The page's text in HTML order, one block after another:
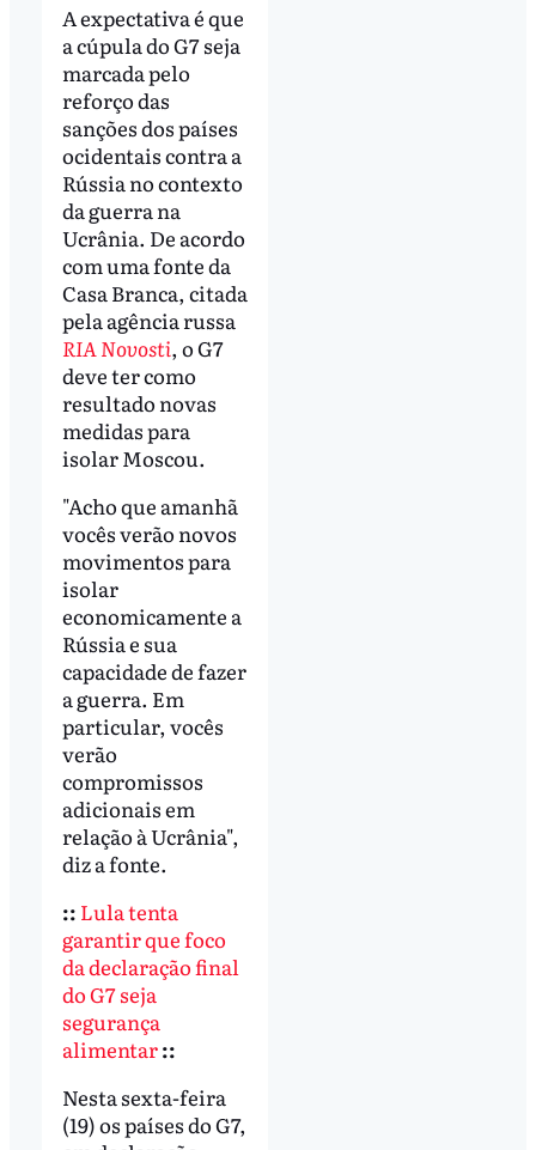
A expectativa é que
a cúpula do G7 seja
marcada pelo
reforço das
sanções dos países
ocidentais contra a
Rússia no contexto
da guerra na
Ucrânia. De acordo
com uma fonte da
Casa Branca, citada
pela agência russa
RIA Novosti, o G7
deve ter como
resultado novas
medidas para
isolar Moscou.
"Acho que amanhã
vocês verão novos
movimentos para
isolar
economicamente a
Rússia e sua
capacidade de fazer
a guerra. Em
particular, vocês
verão
compromissos
adicionais em
relação à Ucrânia",
diz a fonte.
:: Lula tenta
garantir que foco
da declaração final
do G7 seja
segurança
alimentar::
Nesta sexta-feira
(19) os países do G7,